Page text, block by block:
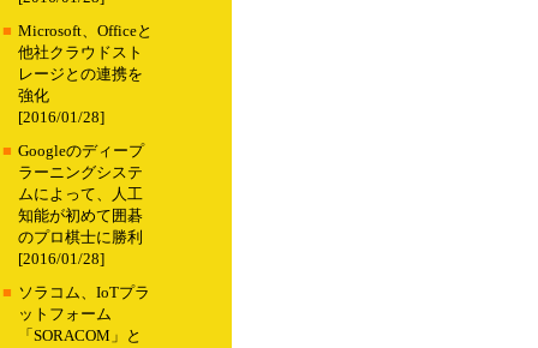
■ Microsoft、Officeと
他社クラウドスト
レージとの連携を
強化
[2016/01/28]
■ Googleのディープ
ラーニングシステ
ムによって、人工
知能が初めて囲碁
のプロ棋士に勝利
[2016/01/28]
■ ソラコム、IoTプラ
ットフォーム
「SORACOM」と